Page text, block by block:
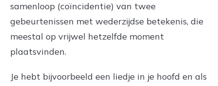
samenloop (coïncidentie) van twee
gebeurtenissen met wederzijdse betekenis, die
meestal op vrijwel hetzelfde moment
plaatsvinden.
Je hebt bijvoorbeeld een liedje in je hoofd en als